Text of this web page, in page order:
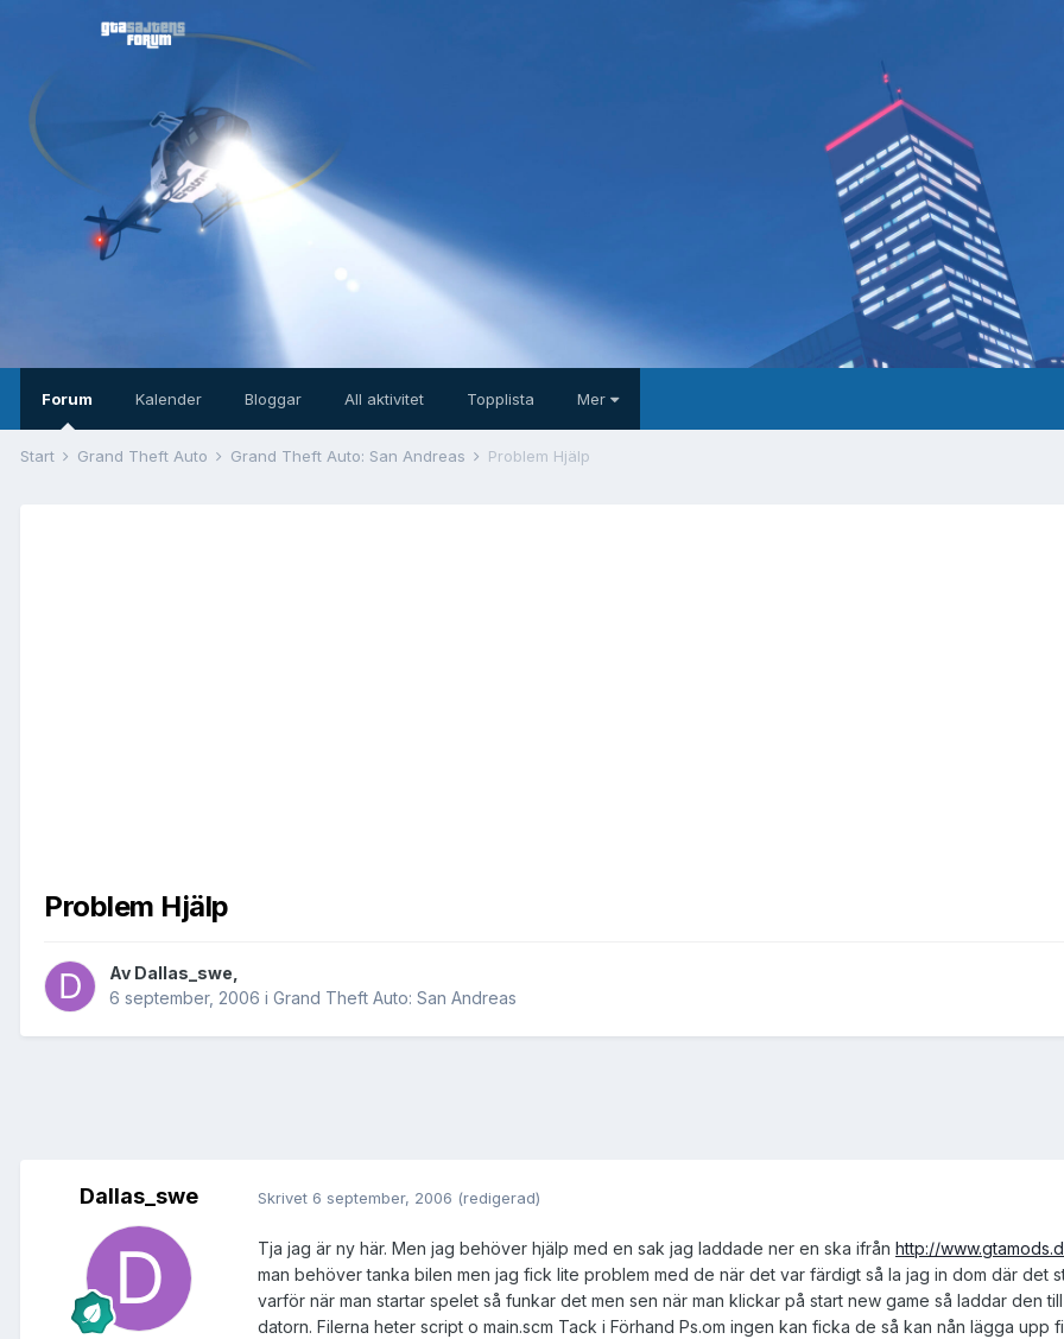
Forum Kalender Bloggar All aktivitet Topplista Mer
Start Grand Theft Auto Grand Theft Auto: San Andreas Problem Hjälp
Problem Hjälp
Av Dallas_swe
6 september, 2006 i Grand Theft Auto: San Andreas
Dallas_swe Skrivet 6 september, 2006 (redigerad)
Tja jag är ny här. Men jag behöver hjälp med en sak jag laddade ner en ska ifrån http://
man behöver tanka bilen men jag fick lite problem med de när det var färdigt så la jag in dom där det
varför när man startar spelet så funkar det men sen när man klickar på start new game så laddar den
datorn. Filerna heter script o main.scm Tack i Förhand Ps.om ingen kan ficka de så kan nån lägga